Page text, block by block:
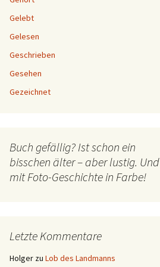
Gelebt
Gelesen
Geschrieben
Gesehen
Gezeichnet
Buch gefällig? Ist schon ein
bisschen älter – aber lustig. Und
mit Foto-Geschichte in Farbe!
Letzte Kommentare
Holger zu Lob des Landmanns